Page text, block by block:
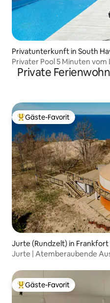
Privatunterkunft in South
Privater Pool 5 Minuten
Private
Beliebter Gäste-Favorit.
Gäste-Favorit
Jurte (Rundzelt) in Frankfort
Jurte | Atemberaubende
Beliebter Gäste-Favorit.
Gäste-Favorit